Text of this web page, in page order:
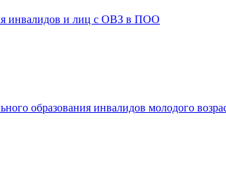
инвалидов и лиц с ОВЗ в ПОО
образования инвалидов молодого